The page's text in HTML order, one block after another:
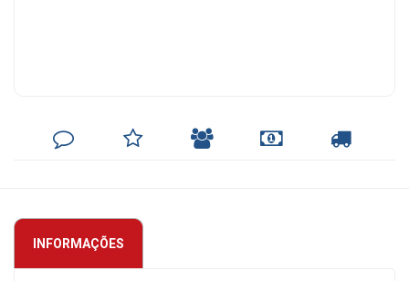
DEIXE
COMENTÁRIO
MINHA
LISTA
INDIQUE
FORMAS
CALCULAR
FRETE
INFORMAÇÕES